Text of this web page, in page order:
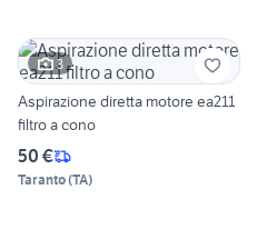
3
Aspirazione diretta motore ea211
filtro a cono
50 €
Taranto(TA)